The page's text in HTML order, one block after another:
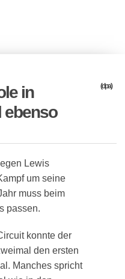
in
ebenso
(dpa)
Lewis
um seine
muss beim
passen.
konnte der
den ersten
Manches spricht